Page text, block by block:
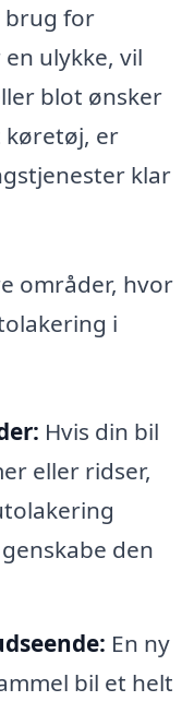
brug for
ulykke, vil
blot ønsker
køretøj, er
klar
områder, hvor
i
Hvis din bil
eller ridser,
den
En ny
bil et helt